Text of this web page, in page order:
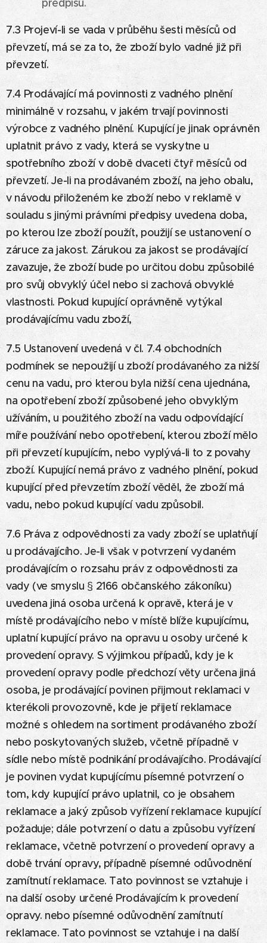
předpisů.
7.3 Projeví-li se vada v průběhu šesti měsíců od
převzetí, má se za to, že zboží bylo vadné již při
převzetí.
7.4 Prodávající má povinnosti z vadného plnění
minimálně v rozsahu, v jakém trvají povinnosti
výrobce z vadného plnění. Kupující je jinak oprávněn
uplatnit právo z vady, která se vyskytne u
spotřebního zboží v době dvaceti čtyř měsíců od
převzetí. Je-li na prodávaném zboží, na jeho obalu,
v návodu přiloženém ke zboží nebo v reklamě v
souladu s jinými právními předpisy uvedena doba,
po kterou lze zboží použít, použijí se ustanovení o
záruce za jakost. Zárukou za jakost se prodávající
zavazuje, že zboží bude po určitou dobu způsobilé
pro svůj obvyklý účel nebo si zachová obvyklé
vlastnosti. Pokud kupující oprávněně vytýkal
prodávajícímu vadu zboží,
7.5 Ustanovení uvedená v čl. 7.4 obchodních
podmínek se nepoužijí u zboží prodávaného za nižší
cenu na vadu, pro kterou byla nižší cena ujednána,
na opotřebení zboží způsobené jeho obvyklým
užíváním, u použitého zboží na vadu odpovídající
míře používání nebo opotřebení, kterou zboží mělo
při převzetí kupujícím, nebo vyplývá-li to z povahy
zboží. Kupující nemá právo z vadného plnění, pokud
kupující před převzetím zboží věděl, že zboží má
vadu, nebo pokud kupující vadu způsobil.
7.6 Práva z odpovědnosti za vady zboží se uplatňují
u prodávajícího. Je-li však v potvrzení vydaném
prodávajícím o rozsahu práv z odpovědnosti za
vady (ve smyslu § 2166 občanského zákoníku)
uvedena jiná osoba určená k opravě, která je v
místě prodávajícího nebo v místě blíže kupujícímu,
uplatní kupující právo na opravu u osoby určené k
provedení opravy. S výjimkou případů, kdy je k
provedení opravy podle předchozí věty určena jiná
osoba, je prodávající povinen přijmout reklamaci v
kterékoli provozovně, kde je přijetí reklamace
možné s ohledem na sortiment prodávaného zboží
nebo poskytovaných služeb, včetně případně v
sídle nebo místě podnikání prodávajícího. Prodávající
je povinen vydat kupujícímu písemné potvrzení o
tom, kdy kupující právo uplatnil, co je obsahem
reklamace a jaký způsob vyřízení reklamace kupující
požaduje; dále potvrzení o datu a způsobu vyřízení
reklamace, včetně potvrzení o provedení opravy a
době trvání opravy, případně písemné odůvodnění
zamítnutí reklamace. Tato povinnost se vztahuje i
na další osoby určené Prodávajícím k provedení
opravy. nebo písemné odůvodnění zamítnutí
reklamace. Tato povinnost se vztahuje i na další